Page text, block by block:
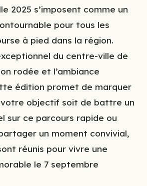
2025 s’imposent comme un
pour tous les
à pied dans la région.
du centre-ville de
rodée et l’ambiance
édition promet de marquer
votre objectif soit de battre un
sur ce parcours rapide ou
un moment convivial,
réunis pour vivre une
le 7 septembre